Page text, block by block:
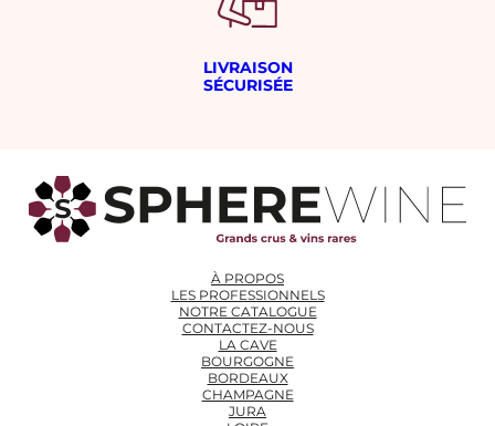
LIVRAISON
SÉCURISÉE
À PROPOS
LES PROFESSIONNELS
NOTRE CATALOGUE
CONTACTEZ-NOUS
LA CAVE
BOURGOGNE
BORDEAUX
CHAMPAGNE
JURA